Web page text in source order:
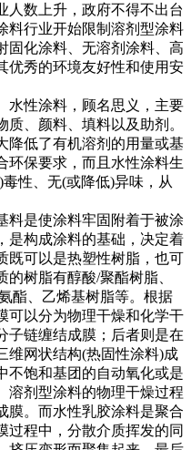
人数上升，政府不得不出台
料行业开始限制溶剂型涂料
固化涂料、无溶剂涂料、高
优秀的环境友好性和使用安
性涂料，顾名思义，主要
、颜料、填料以及助剂。
降低了有机溶剂的用量或基
环保要求，而且水性涂料生
性、无(或降低)异味，从
是使涂料牢固附着于被涂
是构成涂料的基础，决定着
既可以是热塑性树脂，也可
树脂有醇酸/聚酯树脂、
酯、乙烯基树脂等。根据
可以分为物理干燥和化学干
子链缠结成膜；后者则是在
维网状结构(热固性涂料)成
不饱和基团的自动氧化或是
溶剂型涂料的物理干燥过程
膜。而水性乳胶涂料是聚合
过程中，分散介质挥发的同